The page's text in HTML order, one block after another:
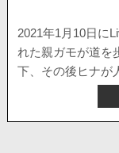
2021年1月10日に
れた親ガモが道を
下、その後ヒナが